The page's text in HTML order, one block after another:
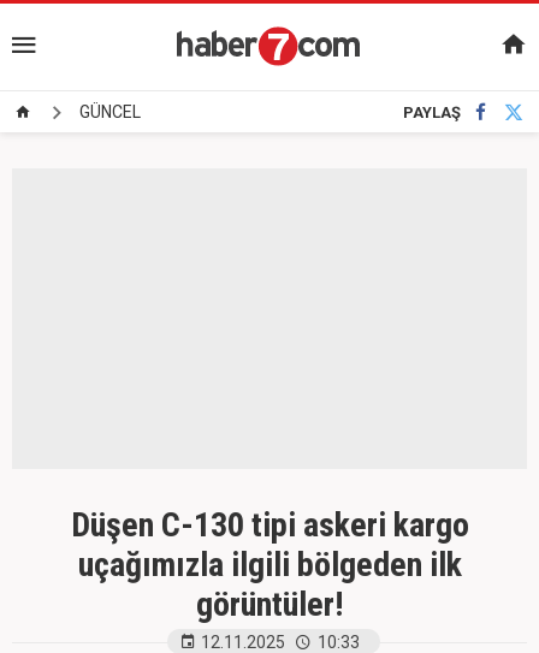
GÜNCEL PAYLAŞ
Düşen C-130 tipi askeri kargo
uçağımızla ilgili bölgeden ilk
görüntüler!
12.11.2025 10:33